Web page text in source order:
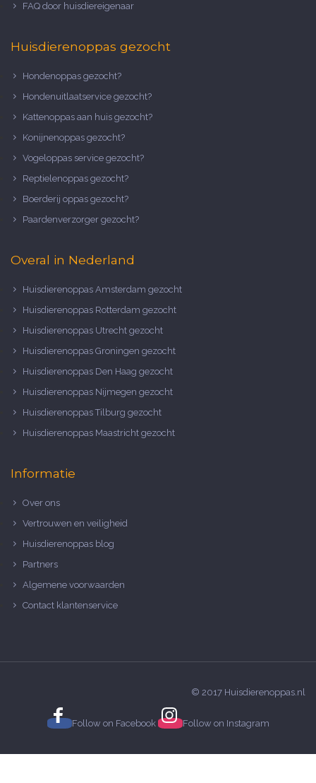
FAQ door huisdiereigenaar
Huisdierenoppas gezocht
Hondenoppas gezocht?
Hondenuitlaatservice gezocht?
Kattenoppas aan huis gezocht?
Konijnenoppas gezocht?
Vogeloppas service gezocht?
Reptielenoppas gezocht?
Boerderij oppas gezocht?
Paardenverzorger gezocht?
Overal in Nederland
Huisdierenoppas Amsterdam gezocht
Huisdierenoppas Rotterdam gezocht
Huisdierenoppas Utrecht gezocht
Huisdierenoppas Groningen gezocht
Huisdierenoppas Den Haag gezocht
Huisdierenoppas Nijmegen gezocht
Huisdierenoppas Tilburg gezocht
Huisdierenoppas Maastricht gezocht
Informatie
Over ons
Vertrouwen en veiligheid
Huisdierenoppas blog
Partners
Algemene voorwaarden
Contact klantenservice
© 2017 Huisdierenoppas.nl
Follow on Facebook Follow on Instagram